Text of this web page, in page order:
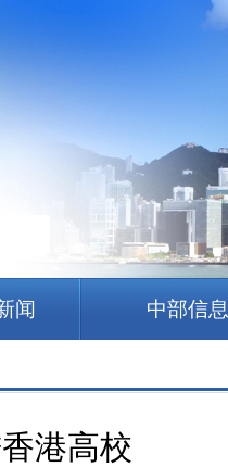
闻 中部信息
港高校